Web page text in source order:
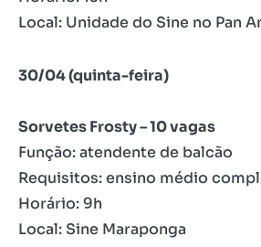
Local: Unidade do Sine no Pan
30/04 (quinta-feira)
Sorvetes Frosty – 10 vagas
Função: atendente de balcão
Requisitos: ensino médio
Horário: 9h
Local: Sine Maraponga